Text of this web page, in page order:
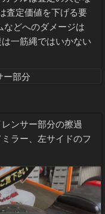
査定価値を下げる要
などへのダメージは
一筋縄ではいかない
ンサー部分の擦過
ラー、左サイドのフ